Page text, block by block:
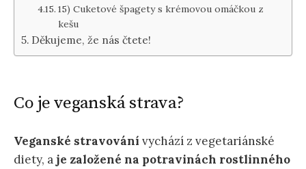
15) Cuketové špagety s krémovou omáčkou z
kešu
Děkujeme, že nás čtete!
Co je veganská strava?
Veganské stravování vychází z vegetariánské
diety, aje založené na potravinách rostlinného